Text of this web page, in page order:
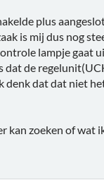
plus
is mij dus nog
lampje gaat
dat de
denk dat dat niet
kan zoeken of wat